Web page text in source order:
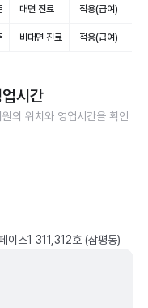
대면 진료 적용(급여)
비대면 진료 적용(급여)
업시간
의 위치와 영업시간을 확인
이스1 311,312호 (삼평동)